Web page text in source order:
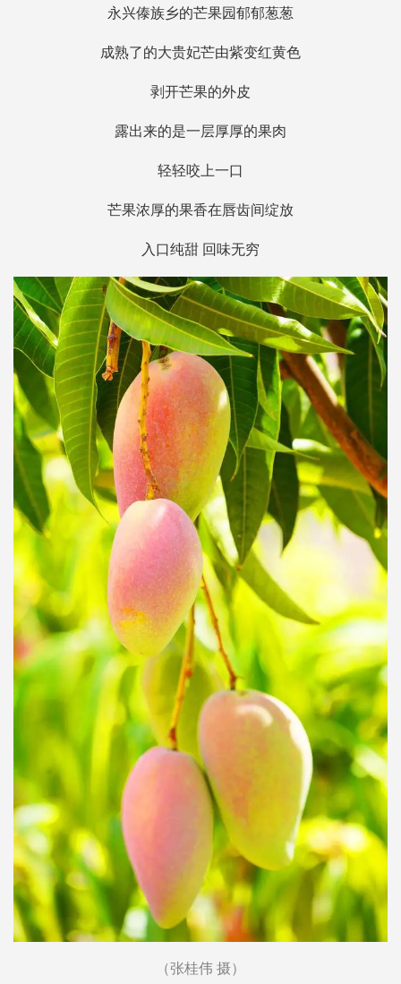
永兴傣族乡的芒果园郁郁葱葱
成熟了的大贵妃芒由紫变红黄色
剥开芒果的外皮
露出来的是一层厚厚的果肉
轻轻咬上一口
芒果浓厚的果香在唇齿间绽放
入口纯甜 回味无穷
（张桂伟 摄）